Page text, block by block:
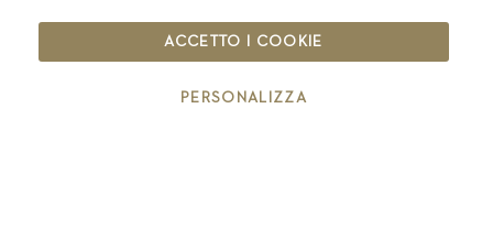
IT00126670215
ACCETTO I COOKIE
PERSONALIZZA